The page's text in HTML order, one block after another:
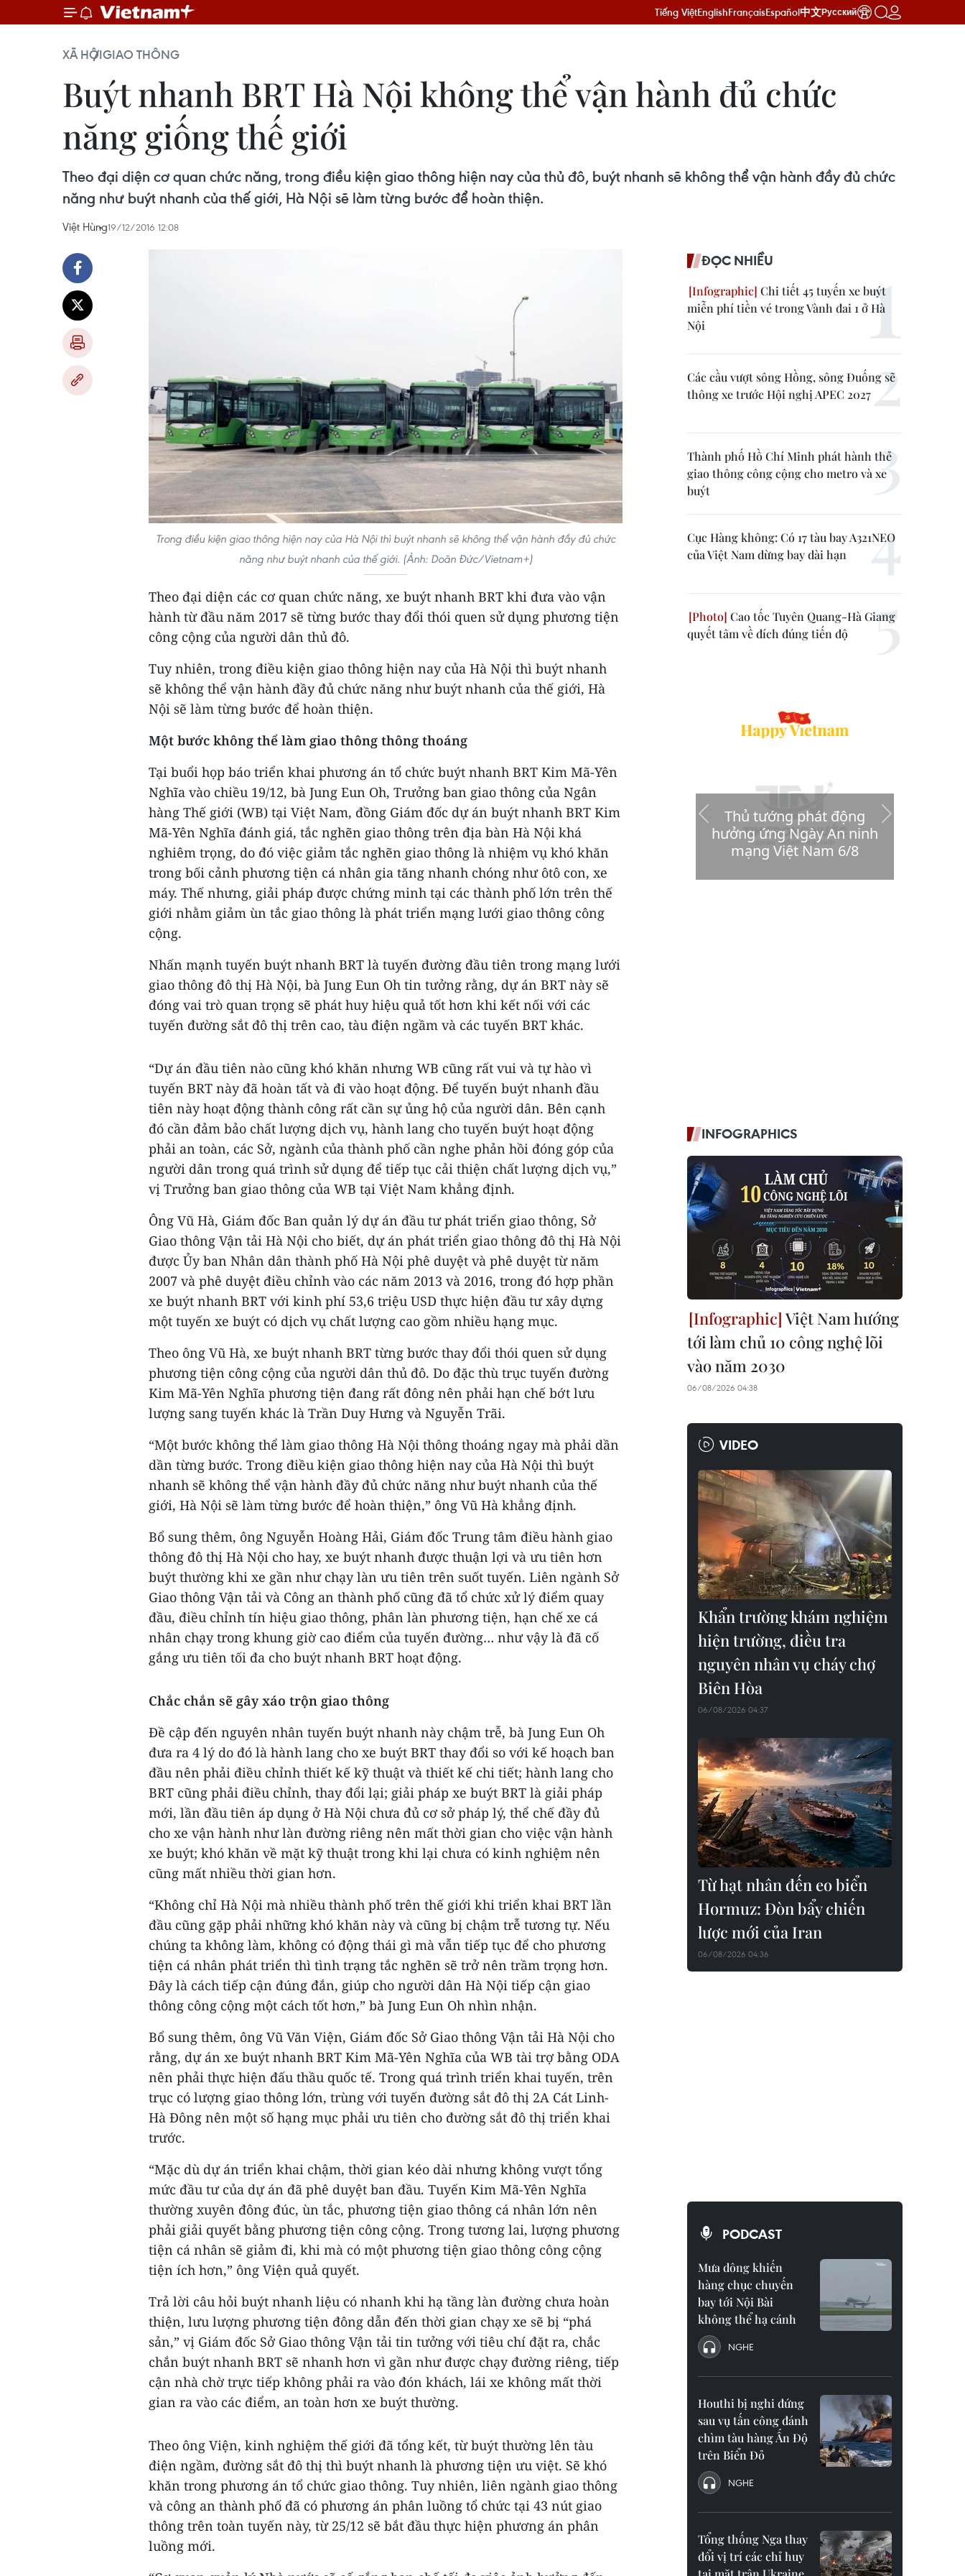
Tiếng ViệtEnglishFrançaisEspañol中文Русский
XÃ HỘIGIAO THÔNG
Buýt nhanh BRT Hà Nội không thể vận hành đủ chức
năng giống thế giới
Theo đại diện cơ quan chức năng, trong điều kiện giao thông hiện nay của thủ đô, buýt nhanh sẽ không thể vận hành đầy đủ chức
năng như buýt nhanh của thế giới, Hà Nội sẽ làm từng bước để hoàn thiện.
Việt Hùng19/12/2016 12:08
Trong điều kiện giao thông hiện nay của Hà Nội thì buýt nhanh sẽ không thể vận hành đầy đủ chức
năng như buýt nhanh của thế giới. (Ảnh: Doãn Đức/Vietnam+)
Theo đại diện các cơ quan chức năng, xe buýt nhanh BRT khi đưa vào vận
hành từ đầu năm 2017 sẽ từng bước thay đổi thói quen sử dụng phương tiện
công cộng của người dân thủ đô.
Tuy nhiên, trong điều kiện giao thông hiện nay của Hà Nội thì buýt nhanh
sẽ không thể vận hành đầy đủ chức năng như buýt nhanh của thế giới, Hà
Nội sẽ làm từng bước để hoàn thiện.
Một bước không thể làm giao thông thông thoáng
Tại buổi họp báo triển khai phương án tổ chức buýt nhanh BRT Kim Mã-Yên
Nghĩa vào chiều 19/12, bà Jung Eun Oh, Trưởng ban giao thông của Ngân
hàng Thế giới (WB) tại Việt Nam, đồng Giám đốc dự án buýt nhanh BRT Kim
Mã-Yên Nghĩa đánh giá, tắc nghẽn giao thông trên địa bàn Hà Nội khá
nghiêm trọng, do đó việc giảm tắc nghẽn giao thông là nhiệm vụ khó khăn
trong bối cảnh phương tiện cá nhân gia tăng nhanh chóng như ôtô con, xe
máy. Thế nhưng, giải pháp được chứng minh tại các thành phố lớn trên thế
giới nhằm giảm ùn tắc giao thông là phát triển mạng lưới giao thông công
cộng.
Nhấn mạnh tuyến buýt nhanh BRT là tuyến đường đầu tiên trong mạng lưới
giao thông đô thị Hà Nội, bà Jung Eun Oh tin tưởng rằng, dự án BRT này sẽ
đóng vai trò quan trọng sẽ phát huy hiệu quả tốt hơn khi kết nối với các
tuyến đường sắt đô thị trên cao, tàu điện ngầm và các tuyến BRT khác.
“Dự án đầu tiên nào cũng khó khăn nhưng WB cũng rất vui và tự hào vì
tuyến BRT này đã hoàn tất và đi vào hoạt động. Để tuyến buýt nhanh đầu
tiên này hoạt động thành công rất cần sự ủng hộ của người dân. Bên cạnh
đó cần đảm bảo chất lượng dịch vụ, hành lang cho tuyến buýt hoạt động
phải an toàn, các Sở, ngành của thành phố cần nghe phản hồi đóng góp của
người dân trong quá trình sử dụng để tiếp tục cải thiện chất lượng dịch vụ,”
vị Trưởng ban giao thông của WB tại Việt Nam khẳng định.
Ông Vũ Hà, Giám đốc Ban quản lý dự án đầu tư phát triển giao thông, Sở
Giao thông Vận tải Hà Nội cho biết, dự án phát triển giao thông đô thị Hà Nội
được Ủy ban Nhân dân thành phố Hà Nội phê duyệt và phê duyệt từ năm
2007 và phê duyệt điều chỉnh vào các năm 2013 và 2016, trong đó hợp phần
xe buýt nhanh BRT với kinh phí 53,6 triệu USD thực hiện đầu tư xây dựng
một tuyến xe buýt có dịch vụ chất lượng cao gồm nhiều hạng mục.
Theo ông Vũ Hà, xe buýt nhanh BRT từng bước thay đổi thói quen sử dụng
phương tiện công cộng của người dân thủ đô. Do đặc thù trục tuyến đường
Kim Mã-Yên Nghĩa phương tiện đang rất đông nên phải hạn chế bớt lưu
lượng sang tuyến khác là Trần Duy Hưng và Nguyễn Trãi.
“Một bước không thể làm giao thông Hà Nội thông thoáng ngay mà phải dần
dần từng bước. Trong điều kiện giao thông hiện nay của Hà Nội thì buýt
nhanh sẽ không thể vận hành đầy đủ chức năng như buýt nhanh của thế
giới, Hà Nội sẽ làm từng bước để hoàn thiện,” ông Vũ Hà khẳng định.
Bổ sung thêm, ông Nguyễn Hoàng Hải, Giám đốc Trung tâm điều hành giao
thông đô thị Hà Nội cho hay, xe buýt nhanh được thuận lợi và ưu tiên hơn
buýt thường khi xe gần như chạy làn ưu tiên trên suốt tuyến. Liên ngành Sở
Giao thông Vận tải và Công an thành phố cũng đã tổ chức xử lý điểm quay
đầu, điều chỉnh tín hiệu giao thông, phân làn phương tiện, hạn chế xe cá
nhân chạy trong khung giờ cao điểm của tuyến đường… như vậy là đã cố
gắng ưu tiên tối đa cho buýt nhanh BRT hoạt động.
Chắc chắn sẽ gây xáo trộn giao thông
Đề cập đến nguyên nhân tuyến buýt nhanh này chậm trễ, bà Jung Eun Oh
đưa ra 4 lý do đó là hành lang cho xe buýt BRT thay đổi so với kế hoạch ban
đầu nên phải điều chỉnh thiết kế kỹ thuật và thiết kế chi tiết; hành lang cho
BRT cũng phải điều chỉnh, thay đổi lại; giải pháp xe buýt BRT là giải pháp
mới, lần đầu tiên áp dụng ở Hà Nội chưa đủ cơ sở pháp lý, thể chế đầy đủ
cho xe vận hành như làn đường riêng nên mất thời gian cho việc vận hành
xe buýt; khó khăn về mặt kỹ thuật trong khi lại chưa có kinh nghiệm nên
cũng mất nhiều thời gian hơn.
“Không chỉ Hà Nội mà nhiều thành phố trên thế giới khi triển khai BRT lần
đầu cũng gặp phải những khó khăn này và cũng bị chậm trễ tương tự. Nếu
chúng ta không làm, không có động thái gì mà vẫn tiếp tục để cho phương
tiện cá nhân phát triển thì tình trạng tắc nghẽn sẽ trở nên trầm trọng hơn.
Đây là cách tiếp cận đúng đắn, giúp cho người dân Hà Nội tiếp cận giao
thông công cộng một cách tốt hơn,” bà Jung Eun Oh nhìn nhận.
Bổ sung thêm, ông Vũ Văn Viện, Giám đốc Sở Giao thông Vận tải Hà Nội cho
rằng, dự án xe buýt nhanh BRT Kim Mã-Yên Nghĩa của WB tài trợ bằng ODA
nên phải thực hiện đấu thầu quốc tế. Trong quá trình triển khai tuyến, trên
trục có lượng giao thông lớn, trùng với tuyến đường sắt đô thị 2A Cát Linh-
Hà Đông nên một số hạng mục phải ưu tiên cho đường sắt đô thị triển khai
trước.
“Mặc dù dự án triển khai chậm, thời gian kéo dài nhưng không vượt tổng
mức đầu tư của dự án đã phê duyệt ban đầu. Tuyến Kim Mã-Yên Nghĩa
thường xuyên đông đúc, ùn tắc, phương tiện giao thông cá nhân lớn nên
phải giải quyết bằng phương tiện công cộng. Trong tương lai, lượng phương
tiện cá nhân sẽ giảm đi, khi mà có một phương tiện giao thông công cộng
tiện ích hơn,” ông Viện quả quyết.
Trả lời câu hỏi buýt nhanh liệu có nhanh khi hạ tầng làn đường chưa hoàn
thiện, lưu lượng phương tiện đông dẫn đến thời gian chạy xe sẽ bị “phá
sản,” vị Giám đốc Sở Giao thông Vận tải tin tưởng với tiêu chí đặt ra, chắc
chắn buýt nhanh BRT sẽ nhanh hơn vì gần như được chạy đường riêng, tiếp
cận nhà chờ trực tiếp không phải ra vào đón khách, lái xe không mất thời
gian ra vào các điểm, an toàn hơn xe buýt thường.
Theo ông Viện, kinh nghiệm thế giới đã tổng kết, từ buýt thường lên tàu
điện ngầm, đường sắt đô thị thì buýt nhanh là phương tiện ưu việt. Sẽ khó
khăn trong phương án tổ chức giao thông. Tuy nhiên, liên ngành giao thông
và công an thành phố đã có phương án phân luồng tổ chức tại 43 nút giao
thông trên toàn tuyến này, từ 25/12 sẽ bắt đầu thực hiện phương án phân
luồng mới.
ĐỌC NHIỀU
Chi tiết 45 tuyến xe buýt
miễn phí tiền vé trong Vành đai 1 ở Hà
Nội
Các cầu vượt sông Hồng, sông Đuống sẽ
thông xe trước Hội nghị APEC 2027
Thành phố Hồ Chí Minh phát hành thẻ
giao thông công cộng cho metro và xe
buýt
Cục Hàng không: Có 17 tàu bay A321NEO
của Việt Nam dừng bay dài hạn
Cao tốc Tuyên Quang-Hà Giang
quyết tâm về đích đúng tiến độ
INFOGRAPHICS
Việt Nam hướng
tới làm chủ 10 công nghệ lõi
vào năm 2030
06/08/2026 04:38
VIDEO
Khẩn trường khám nghiệm
hiện trường, điều tra
nguyên nhân vụ cháy chợ
Biên Hòa
06/08/2026 04:37
Từ hạt nhân đến eo biển
Hormuz: Đòn bẩy chiến
lược mới của Iran
06/08/2026 04:36
PODCAST
Mưa dông khiến
hàng chục chuyến
bay tới Nội Bài
không thể hạ cánh
NGHE
Houthi bị nghi đứng
sau vụ tấn công đánh
chìm tàu hàng Ấn Độ
trên Biển Đỏ
NGHE
Tổng thống Nga thay
đổi vị trí các chỉ huy